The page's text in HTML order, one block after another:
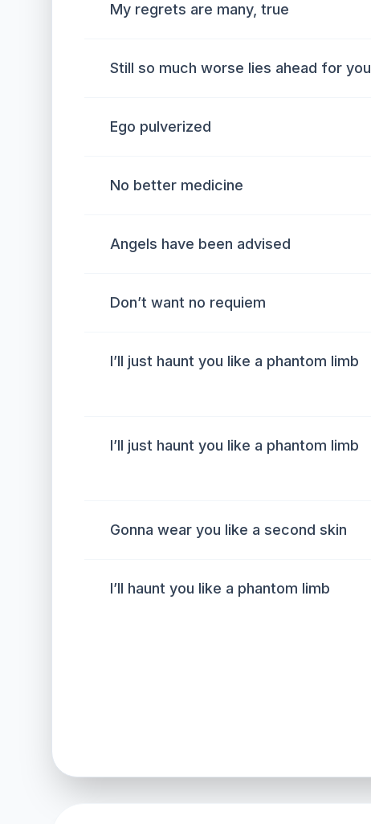
My regrets are many, true
Still so much worse lies ahead for you
Ego pulverized
No better medicine
Angels have been advised
Don’t want no requiem
I’ll just haunt you like a phantom limb
I’ll just haunt you like a phantom limb
Gonna wear you like a second skin
I’ll haunt you like a phantom limb